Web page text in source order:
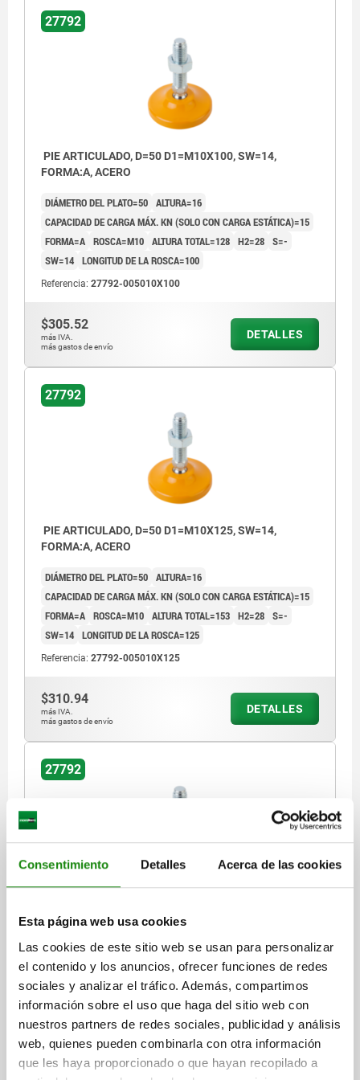
Consentimiento Detalles Acerca de las cookies
Esta página web usa cookies
Las cookies de este sitio web se usan para personalizar
el contenido y los anuncios, ofrecer funciones de redes
sociales y analizar el tráfico. Además, compartimos
información sobre el uso que haga del sitio web con
nuestros partners de redes sociales, publicidad y análisis
web, quienes pueden combinarla con otra información
que les haya proporcionado o que hayan recopilado a
27792
PIE ARTICULADO, D=50 D1=M10X100, SW=14,
FORMA:A, ACERO
DIÁMETRO DEL PLATO=50 ALTURA=16
CAPACIDAD DE CARGA MÁX. KN (SOLO CON CARGA ESTÁTICA)=15
FORMA=A ROSCA=M10 ALTURA TOTAL=128 H2=28 S=-
SW=14 LONGITUD DE LA ROSCA=100
Referencia: 27792-005010X100
$305.52
más IVA.
más gastos de envío
DETALLES
27792
PIE ARTICULADO, D=50 D1=M10X125, SW=14,
FORMA:A, ACERO
DIÁMETRO DEL PLATO=50 ALTURA=16
CAPACIDAD DE CARGA MÁX. KN (SOLO CON CARGA ESTÁTICA)=15
FORMA=A ROSCA=M10 ALTURA TOTAL=153 H2=28 S=-
SW=14 LONGITUD DE LA ROSCA=125
Referencia: 27792-005010X125
$310.94
más IVA.
más gastos de envío
DETALLES
27792
FORMA:A, ACERO
DIÁMETRO DEL PLATO=50 ALTURA=16
CAPACIDAD DE CARGA MÁX. KN (SOLO CON CARGA ESTÁTICA)=15
FORMA=A ROSCA=M12 ALTURA TOTAL=53 H2=28
S=-
SW=14 LONGITUD DE LA ROSCA=25
Referencia:27792-005012X25
$266.69